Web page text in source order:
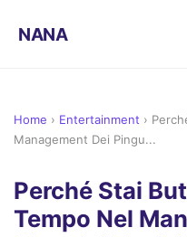
NANA
Home › Entertainment ›
Management Dei Pingu...
Perché Stai
Tempo Nel